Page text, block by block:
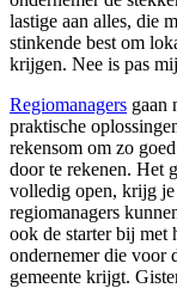
lastige aan alles, die
stinkende best om
krijgen. Nee is pas
Regiomanagers gaan
praktische
rekensom om zo
door te rekenen. Het
volledig open, krijg je
regiomanagers
ook de starter bij met
ondernemer die voor
gemeente krijgt.